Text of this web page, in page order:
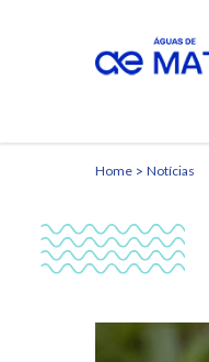
Home Notícias